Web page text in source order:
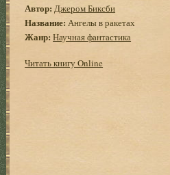
Автор: Джером Биксби
Название: Ангелы в ракетах
Жанр: Научная фантастика
Читать книгу Online